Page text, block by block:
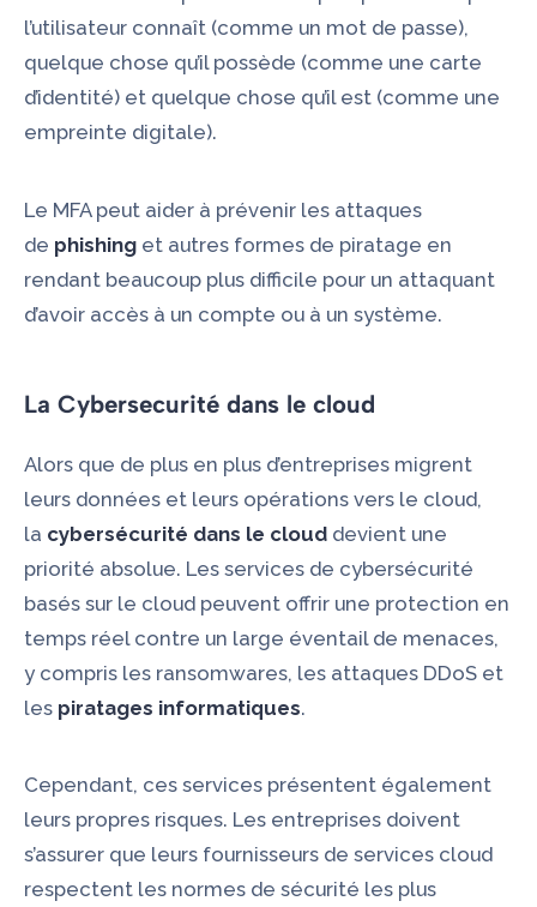
l’utilisateur connaît (comme un mot de passe),
quelque chose qu’il possède (comme une carte
d’identité) et quelque chose qu’il est (comme une
empreinte digitale).
Le MFA peut aider à prévenir les attaques
de phishing et autres formes de piratage en
rendant beaucoup plus difficile pour un attaquant
d’avoir accès à un compte ou à un système.
La Cybersecurité dans le cloud
Alors que de plus en plus d’entreprises migrent
leurs données et leurs opérations vers le cloud,
la cybersécurité dans le cloud devient une
priorité absolue. Les services de cybersécurité
basés sur le cloud peuvent offrir une protection en
temps réel contre un large éventail de menaces,
y compris les ransomwares, les attaques DDoS et
les piratages informatiques.
Cependant, ces services présentent également
leurs propres risques. Les entreprises doivent
s’assurer que leurs fournisseurs de services cloud
respectent les normes de sécurité les plus